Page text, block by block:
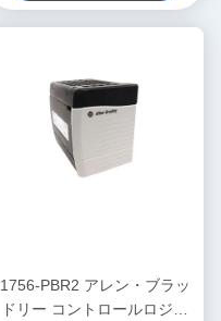
1756-PBR2 アレン・ブラッ
ドリー コントロールロジッ